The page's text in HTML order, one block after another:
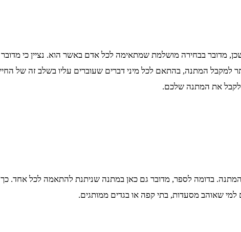
בבחירה מושלמת שמתאימה לכל אדם באשר הוא. נציין כי מדובר
למקבל המתנה, בהתאם לכל מיני דברים שעוברים עליו בשלב זה של
לקבל את המתנה שלכם.
בדומה לספר, מדובר גם כאן במתנה שניתנת להתאמה לכל אחד.
למי שאוהב מסעדות, בתי קפה או בגדים ממותגים.